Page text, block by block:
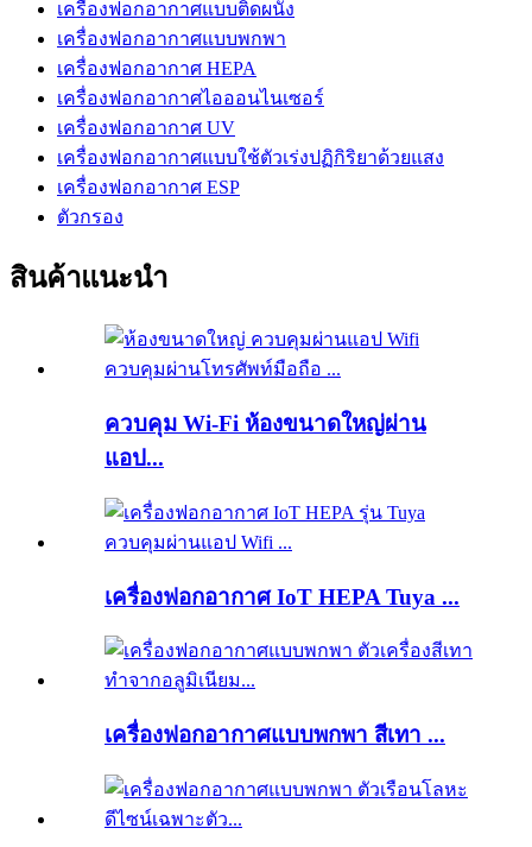
เครื่องฟอกอากาศแบบติดผนัง
เครื่องฟอกอากาศแบบพกพา
เครื่องฟอกอากาศ HEPA
เครื่องฟอกอากาศไอออนไนเซอร์
เครื่องฟอกอากาศ UV
เครื่องฟอกอากาศแบบใช้ตัวเร่งปฏิกิริยาด้วยแสง
เครื่องฟอกอากาศ ESP
ตัวกรอง
สินค้าแนะนำ
ควบคุม Wi-Fi ห้องขนาดใหญ่ผ่าน
แอป...
เครื่องฟอกอากาศ IoT HEPA Tuya ...
เครื่องฟอกอากาศแบบพกพา สีเทา ...